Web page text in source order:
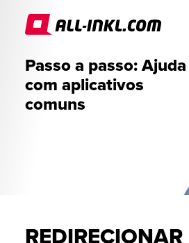
Passo a passo: Ajuda
com aplicativos
comuns